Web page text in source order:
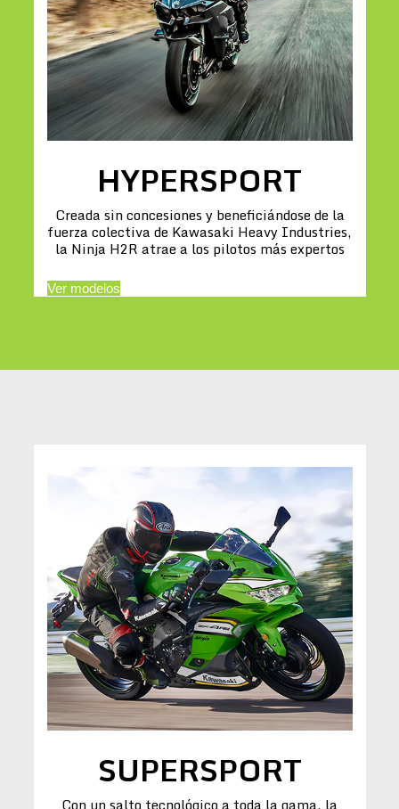
HYPERSPORT
Creada sin concesiones y beneficiándose de la
fuerza colectiva de Kawasaki Heavy Industries,
la Ninja H2R atrae a los pilotos más expertos
Ver modelos
SUPERSPORT
Con un salto tecnológico a toda la gama, la